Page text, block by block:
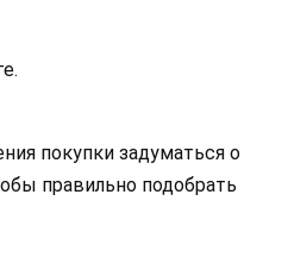
покупки задуматься о
правильно подобрать